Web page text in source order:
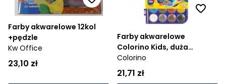
Farby akwarelowe 12kol
+pędzle
Kw Office
23,10 zł
Farby akwarelowe
Colorino Kids, duża
pastylka, 28 kolorów
(67317PTR)
Colorino
21,71 zł